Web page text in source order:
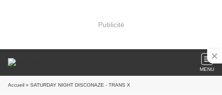
Publicité
MENU
Accueil » SATURDAY NIGHT DISCONAZE - TRANS X